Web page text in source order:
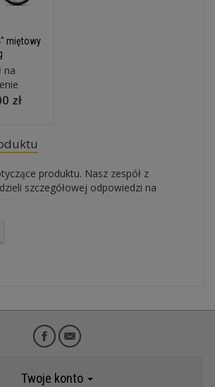
miętowy
na
zł
produktu. Nasz zespół z
szczegółowej odpowiedzi na
Twoje konto